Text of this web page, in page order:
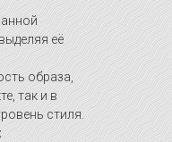
её
образа,
так и в
стиля.